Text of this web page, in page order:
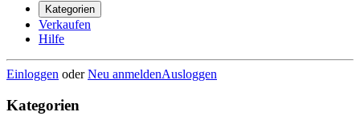
Kategorien
Verkaufen
Hilfe
Einloggen oderNeu anmeldenAusloggen
Kategorien